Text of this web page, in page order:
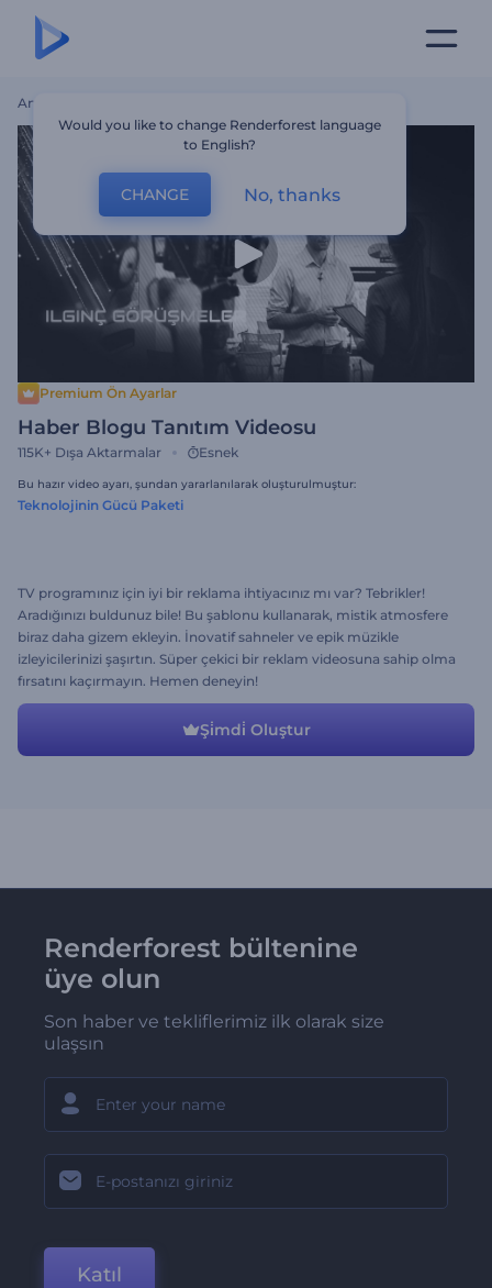
Ana Sayfa
Premium Ön Ayarlar
Haber Blogu Tanıtım Videosu
115K+ Dışa Aktarmalar Esnek
Bu hazır video ayarı, şundan yararlanılarak oluşturulmuştur:
Teknolojinin Gücü Paketi
TV programınız için iyi bir reklama ihtiyacınız mı var? Tebrikler!
Aradığınızı buldunuz bile! Bu şablonu kullanarak, mistik atmosfere
biraz daha gizem ekleyin. İnovatif sahneler ve epik müzikle
izleyicilerinizi şaşırtın. Süper çekici bir reklam videosuna sahip olma
fırsatını kaçırmayın. Hemen deneyin!
Şi̇mdi̇ Oluştur
Renderforest bültenine
üye olun
Son haber ve tekliflerimiz ilk olarak size
ulaşsın
Katıl
Would you like to change Renderforest language
to English?
CHANGE No, thanks